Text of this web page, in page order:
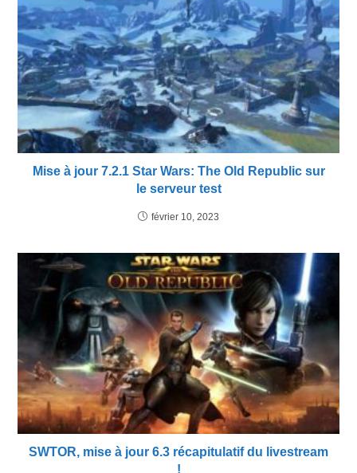
Mise à jour 7.2.1 Star Wars: The Old Republic sur
le serveur test
février 10, 2023
SWTOR, mise à jour 6.3 récapitulatif du livestream
!